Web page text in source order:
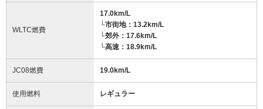
WLTC燃費
17.0km/L
└市街地：13.2km/L
└郊外：17.6km/L
└高速：18.9km/L
JC08燃費 19.0km/L
使用燃料 レギュラー